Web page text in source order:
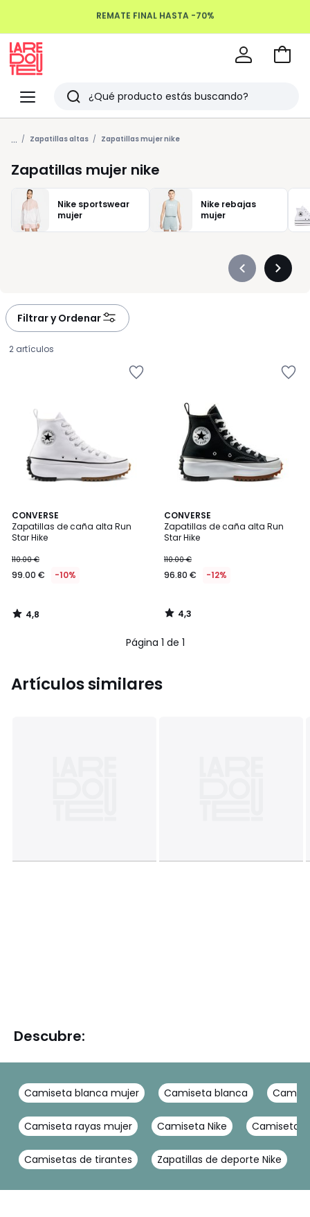
REMATE FINAL HASTA -70%
Devoluciones hasta 100 días
Menu
Redoute
Buscar
Últimos
artículos
vistos
Ir
... Zapatillas altas Zapatillas mujer nike
Zapatillas mujer nike
Nike sportswear
mujer
Nike rebajas
mujer
Précédent
Filtrar y Ordenar
2 artículos
CONVERSE
Zapatillas de caña alta Run
Star Hike
€
en
de
110.00
aplicado.
110.00 €
99.00 € -10%
4,8
/ 5
4,8
/
CONVERSE
Zapatillas de caña alta Run
Star Hike
110.00 €
96.80 € -12%
4,3
/ 5
4,3
/
Página 1 de 1
Artículos similares
Descubre:
Camiseta blanca mujer Camiseta blanca
Camiseta rayas mujer Camiseta Nike Camiseta
Camisetas de tirantes Zapatillas de deporte Nike